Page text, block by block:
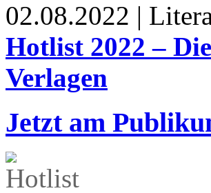
02.08.2022 |
Hotlist 2022 –
Verlagen
Jetzt am